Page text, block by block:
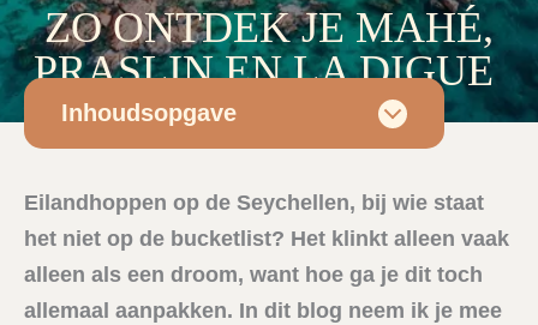
ZO ONTDEK JE MAHÉ,
PRASLIN EN LA DIGUE
Seychellen • Esmee
Inhoudsopgave
Eilandhoppen op de Seychellen, bij wie staat
het niet op de bucketlist? Het klinkt alleen vaak
alleen als een droom, want hoe ga je dit toch
allemaal aanpakken. In dit blog neem ik je mee